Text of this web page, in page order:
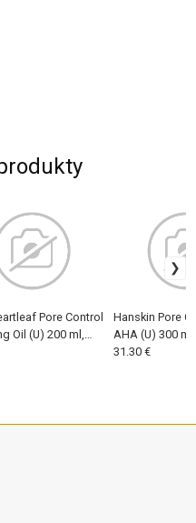
Pore Control
Oil (U) 200 ml,
Hanskin Pore
AHA (U) 300
31.30 €